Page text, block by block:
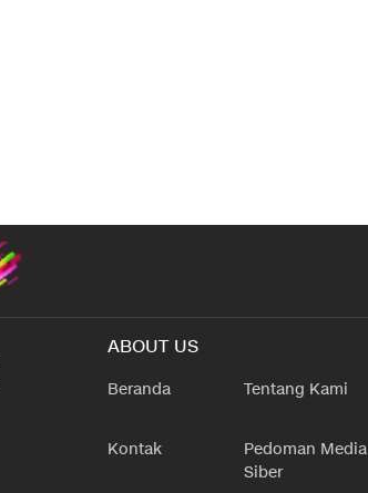
ABOUT US
Beranda Tentang Kami
Kontak
Pedoman Media
Siber